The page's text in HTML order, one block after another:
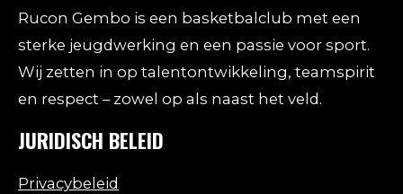
Rucon Gembo is een basketbalclub met een
sterke jeugdwerking en een passie voor sport.
Wij zetten in op talentontwikkeling, teamspirit
en respect – zowel op als naast het veld.
JURIDISCH BELEID
Privacybeleid